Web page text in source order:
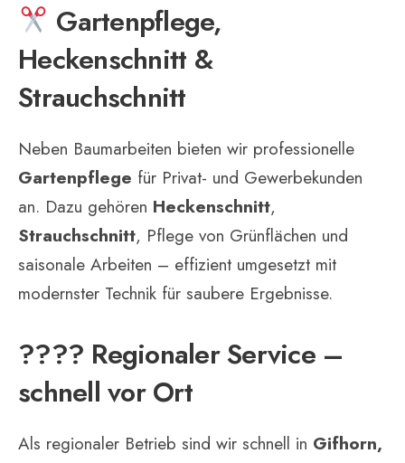
Gartenpflege,
Heckenschnitt &
Strauchschnitt
Neben Baumarbeiten bieten wir professionelle
Gartenpflege für Privat- und Gewerbekunden
an. Dazu gehören Heckenschnitt,
Strauchschnitt, Pflege von Grünflächen und
saisonale Arbeiten – effizient umgesetzt mit
modernster Technik für saubere Ergebnisse.
???? Regionaler Service –
schnell vor Ort
Als regionaler Betrieb sind wir schnell in Gifhorn,